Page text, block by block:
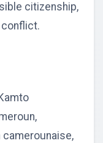
citizenship,